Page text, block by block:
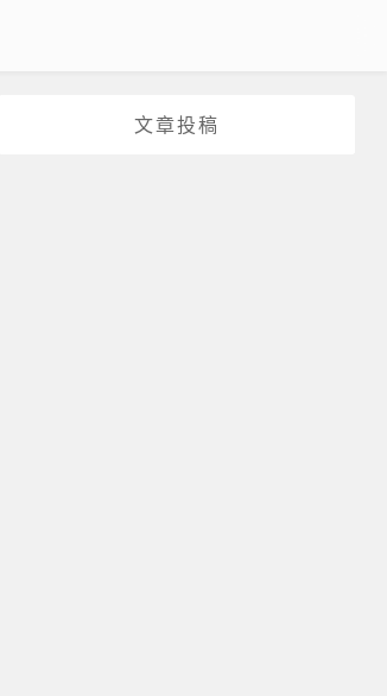
文章投稿